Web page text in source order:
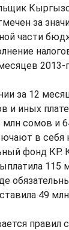
за
части
2013-
за 12
и иных
млн сомов и
в себя
фонд КР.
115
49
правил